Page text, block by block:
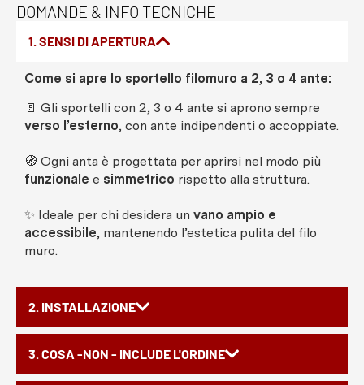
DOMANDE & INFO TECNICHE
1. SENSI DI APERTURA
2. INSTALLAZIONE
3. COSA -NON - INCLUDE L'ORDINE
Come si apre lo sportello filomuro a 2, 3 o 4 ante:
🚪 Gli sportelli con 2, 3 o 4 ante si aprono sempre
verso l’esterno, con ante indipendenti o accoppiate.
🧭 Ogni anta è progettata per aprirsi nel modo più
funzionale e simmetrico rispetto alla struttura.
✨ Ideale per chi desidera un vano ampio e
accessibile, mantenendo l’estetica pulita del filo
muro.